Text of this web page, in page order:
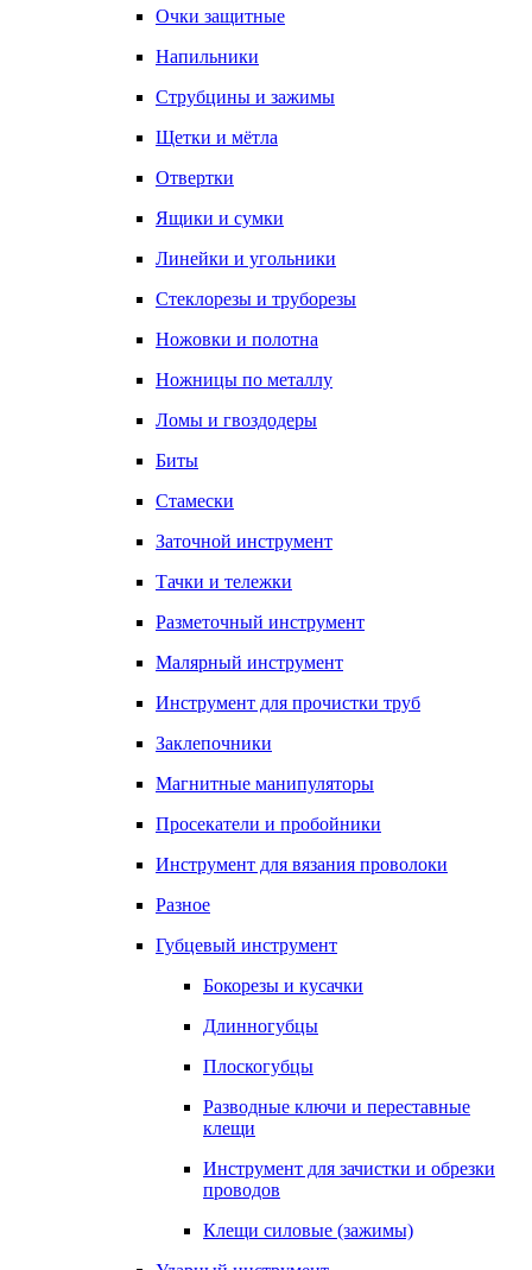
Очки защитные
Напильники
Струбцины и зажимы
Щетки и мётла
Отвертки
Ящики и сумки
Линейки и угольники
Стеклорезы и труборезы
Ножовки и полотна
Ножницы по металлу
Ломы и гвоздодеры
Биты
Стамески
Заточной инструмент
Тачки и тележки
Разметочный инструмент
Малярный инструмент
Инструмент для прочистки труб
Заклепочники
Магнитные манипуляторы
Просекатели и пробойники
Инструмент для вязания проволоки
Разное
Губцевый инструмент
Бокорезы и кусачки
Длинногубцы
Плоскогубцы
Разводные ключи и переставные
клещи
Инструмент для зачистки и обрезки
проводов
Клещи силовые (зажимы)